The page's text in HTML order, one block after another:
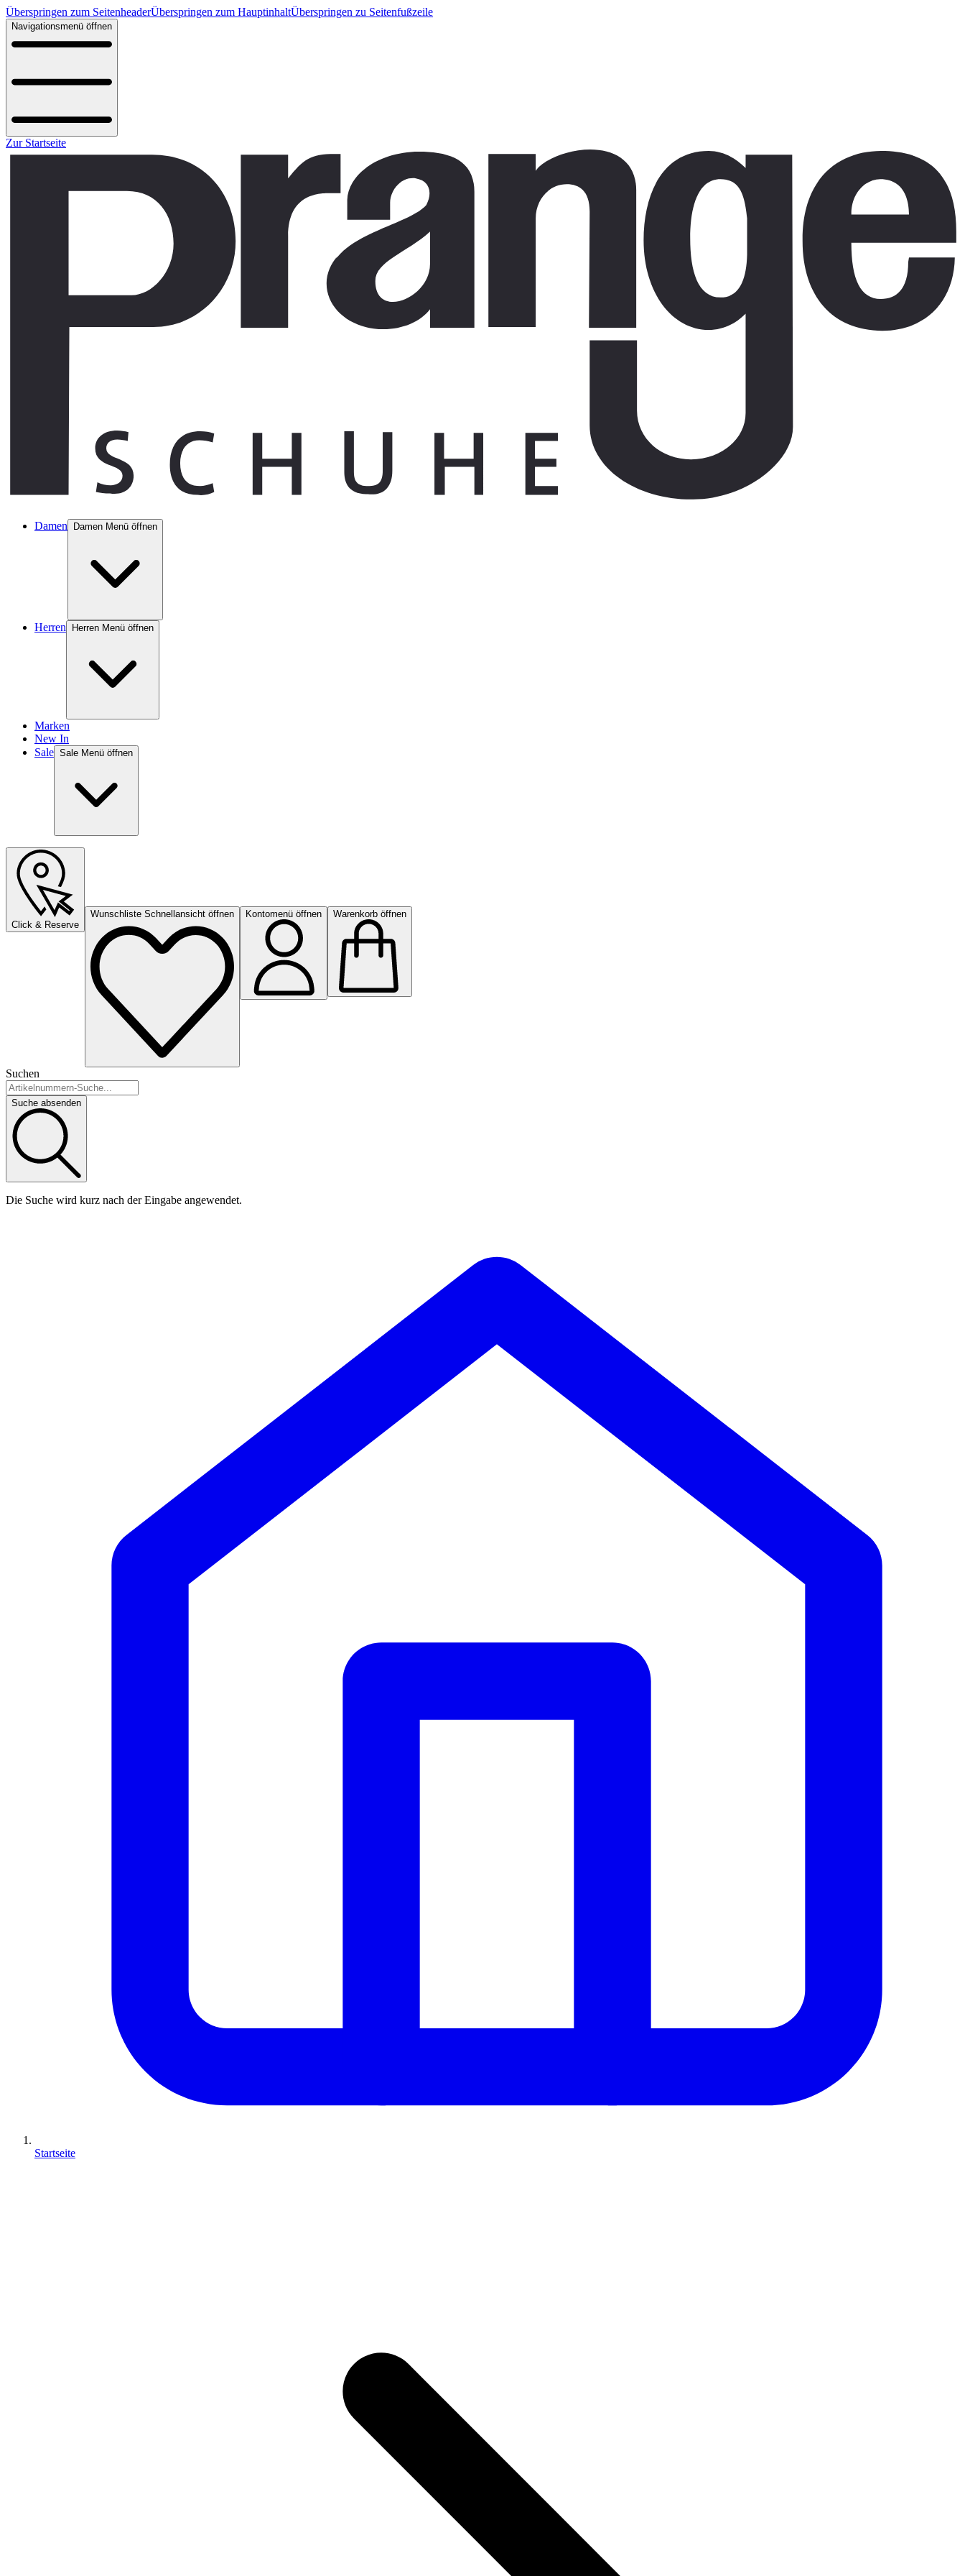
Überspringen zum SeitenheaderÜberspringen zum HauptinhaltÜberspringen zu Seitenfußzeile
Navigationsmenü öffnen
Zur Startseite
Damen Damen Menü öffnen
Herren Herren Menü öffnen
Marken
New In
Sale Sale Menü öffnen
Click & Reserve
Wunschliste Schnellansicht öffnen Kontomenü öffnen Warenkorb öffnen
Suchen
Suche absenden
Die Suche wird kurz nach der Eingabe angewendet.
Startseite